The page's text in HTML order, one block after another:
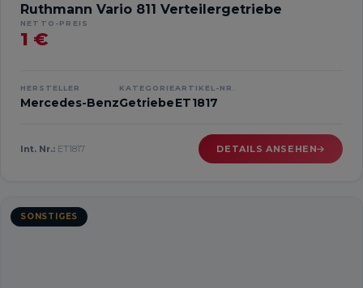
Ruthmann Vario 811 Verteilergetriebe
NETTO-PREIS
1 €
HERSTELLER
Mercedes-Benz
KATEGORIE
Getriebe
ARTIKEL-NR.
ET1817
Int. Nr.: ET1817 DETAILS ANSEHEN
SONSTIGES